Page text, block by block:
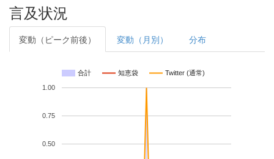
言及状況
変動（ピーク前後） 変動（月別） 分布
合計 知恵袋 Twitter (通常)
0.50
0.75
1.00